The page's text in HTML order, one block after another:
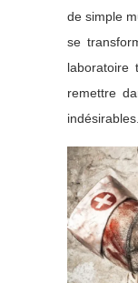
de simple
se
laboratoire
remettre
indésirables.